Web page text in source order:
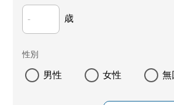
歳
性別
男性 女性 無